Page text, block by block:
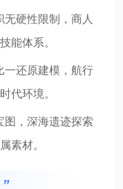
无硬性限制，商人
能体系。
一还原建模，航行
代环境。
图，深海遗迹探索
素材。